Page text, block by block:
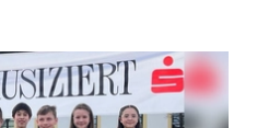
Einfühlungsvermögen